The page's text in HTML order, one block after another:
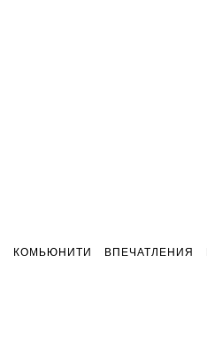
КОМЬЮНИТИ ВПЕЧАТЛЕНИЯ